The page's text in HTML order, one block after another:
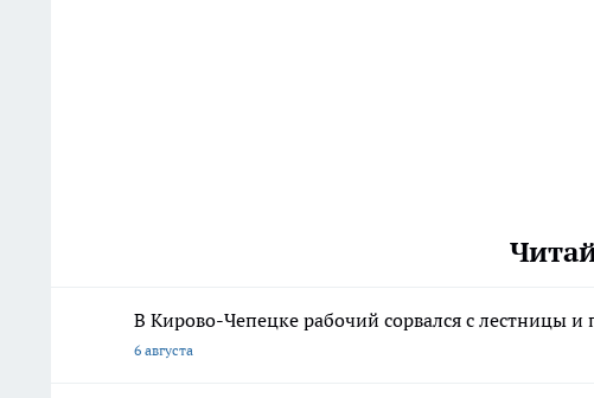
В Кирово-Чепецке рабочий сорвался с лестницы
6 августа